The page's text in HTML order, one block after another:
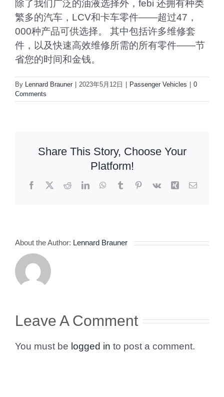
除了我们广泛的油液选择外，febi 还拥有种类
繁多的汽车，LCV和卡车零件——超过47，
000种产品可供选择。 其中包括许多维修套
件，以及快速高效维修所需的所有零件——节
省您的时间和金钱。
By Lennard Brauner | 2023年5月12日 | Passenger Vehicles | 0
Comments
Share This Story, Choose Your
Platform!
Facebook
X RedditLinkedInWhatsApp
TumblrPinterest
Vk Xing Email
About the Author: Lennard Brauner
Leave A Comment
You must be logged in to post a comment.